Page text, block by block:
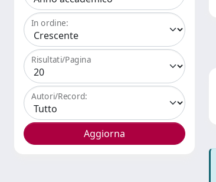
In ordine:
Risultati/Pagina
Autori/Record: